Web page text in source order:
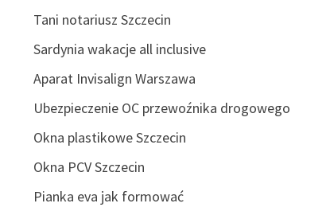
Tani notariusz Szczecin
Sardynia wakacje all inclusive
Aparat Invisalign Warszawa
Ubezpieczenie OC przewoźnika drogowego
Okna plastikowe Szczecin
Okna PCV Szczecin
Pianka eva jak formować